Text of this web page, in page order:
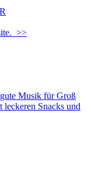
>>
Musik für Groß
Snacks und